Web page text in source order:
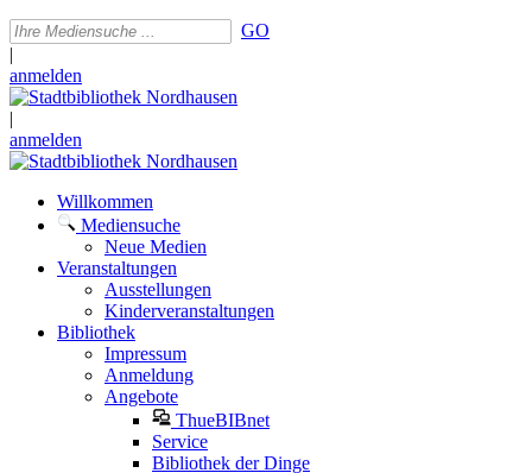
GO
|
anmelden
|
anmelden
Willkommen
Mediensuche
Neue Medien
Veranstaltungen
Ausstellungen
Kinderveranstaltungen
Bibliothek
Impressum
Anmeldung
Angebote
ThueBIBnet
Service
Bibliothek der Dinge